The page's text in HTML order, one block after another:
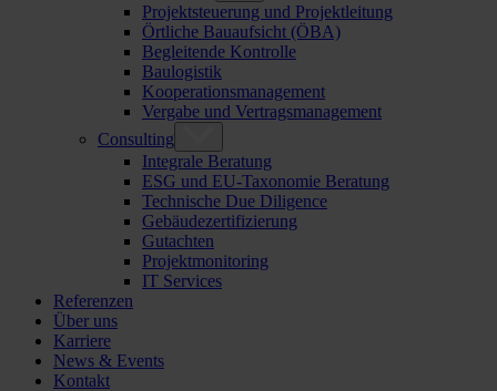
Projektsteuerung und Projektleitung
Örtliche Bauaufsicht (ÖBA)
Begleitende Kontrolle
Baulogistik
Kooperationsmanagement
Vergabe und Vertragsmanagement
Consulting
Integrale Beratung
ESG und EU-Taxonomie Beratung
Technische Due Diligence
Gebäudezertifizierung
Gutachten
Projektmonitoring
IT Services
Referenzen
Über uns
Karriere
News & Events
Kontakt